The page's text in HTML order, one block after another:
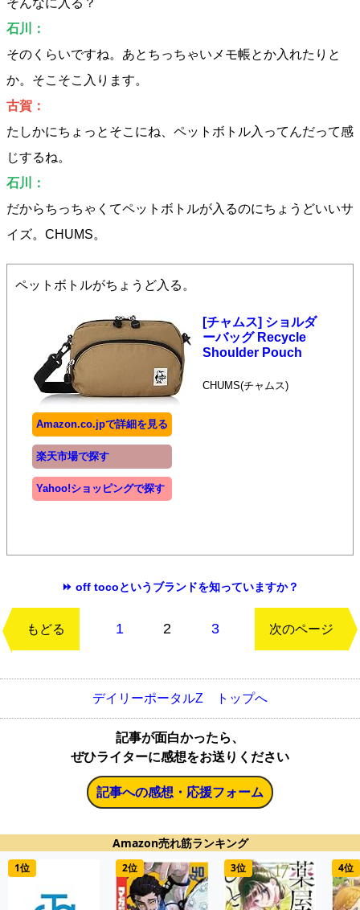
そんなに入る？
石川：
そのくらいですね。あとちっちゃいメモ帳とか入れたりと
か。そこそこ入ります。
古賀：
たしかにちょっとそこにね、ペットボトル入ってんだって感
じするね。
石川：
だからちっちゃくてペットボトルが入るのにちょうどいいサ
イズ。CHUMS。
ペットボトルがちょうど入る。
[チャムス] ショルダ
ーバッグ Recycle
Shoulder Pouch
CHUMS(チャムス)
Amazon.co.jpで詳細を見る
楽天市場で探す
Yahoo!ショッピングで探す
⏩ off tocoというブランドを知っていますか？
もどる 1 2 3 次のページ
デイリーポータルZ トップへ
記事が面白かったら、
ぜひライターに感想をお送りください
記事への感想・応援フォーム
Amazon売れ筋ランキング
1位 2位 3位 4位